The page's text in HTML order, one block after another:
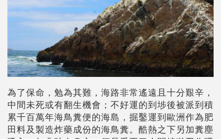
為了保命，勉為其難，海路非常遙遠且十分艱辛，
中間未死或有翻生機會；不好運的到埗後被派到積
累千百萬年海鳥糞便的海島，掘鑿運到歐洲作為肥
田料及製造炸藥成份的海鳥糞。酷熱之下另加糞塵